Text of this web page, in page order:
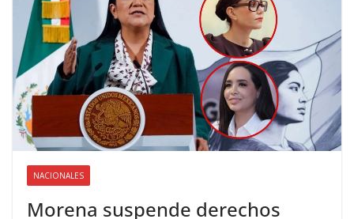
NACIONALES
Morena suspende derechos